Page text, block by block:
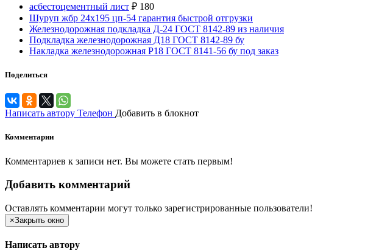
асбестоцементный лист ₽ 180
Шуруп жбр 24х195 цп-54 гарантия быстрой отгрузки
Железнодорожная подкладка Д-24 ГОСТ 8142-89 из наличия
Подкладка железнодорожная Д18 ГОСТ 8142-89 бу
Накладка железнодорожная Р18 ГОСТ 8141-56 бу под заказ
Поделиться
Написать автору Телефон Добавить в блокнот
Комментарии
Комментариев к записи нет. Вы можете стать первым!
Добавить комментарий
Оставлять комментарии могут только зарегистрированные пользователи!
×Закрыть окно
Написать автору